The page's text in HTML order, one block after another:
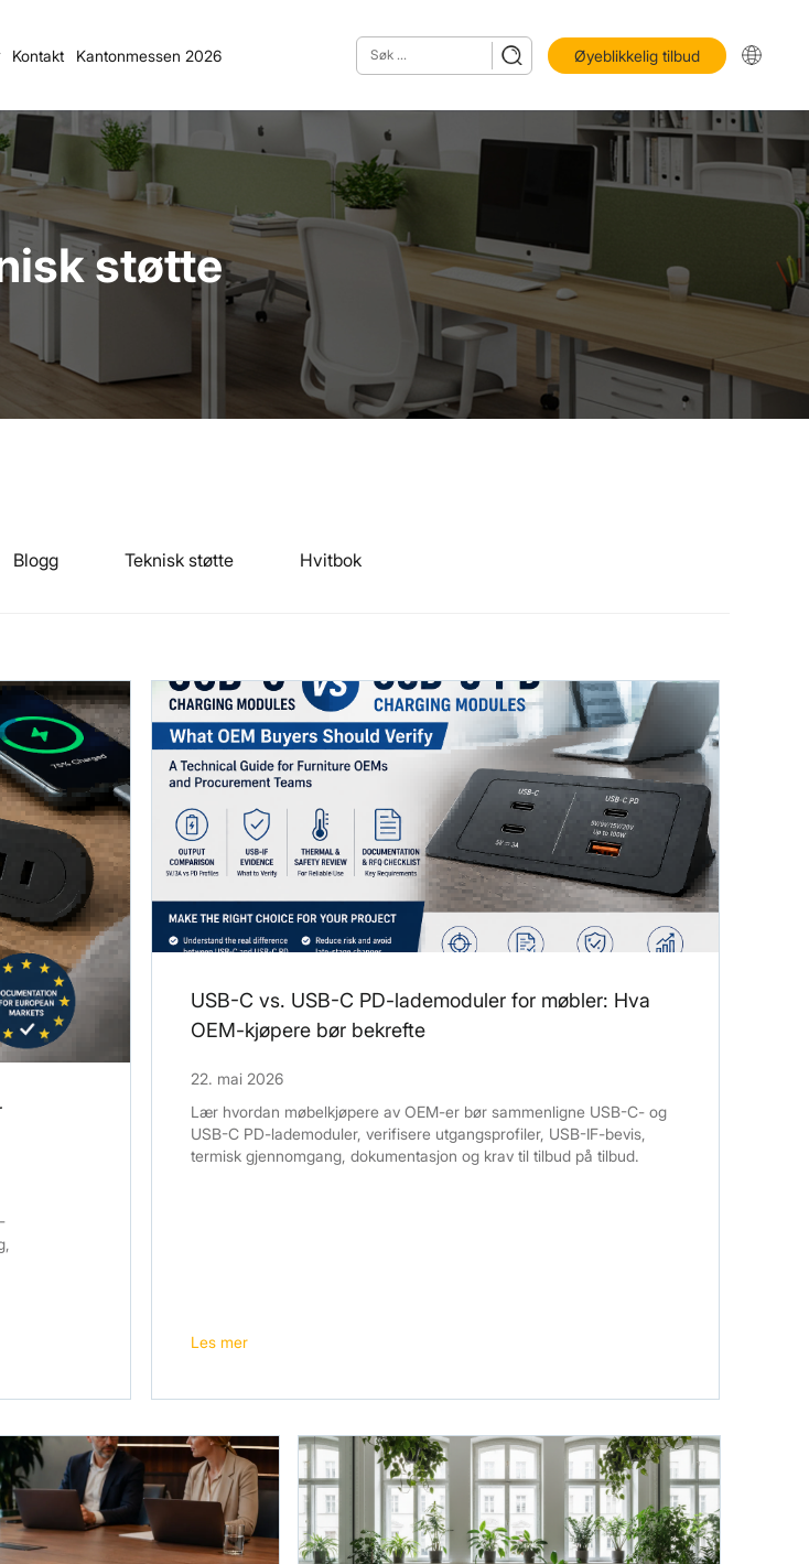
Kontakt Kantonmessen 2026 Øyeblikkelig tilbud
støtte
Blogg Teknisk støtte Hvitbok
USB-C vs. USB-C PD-lademoduler for møbler: Hva
OEM-kjøpere bør bekrefte
22. mai 2026
Lær hvordan møbelkjøpere av OEM-er bør sammenligne USB-C- og
USB-C PD-lademoduler, verifisere utgangsprofiler, USB-IF-bevis,
termisk gjennomgang, dokumentasjon og krav til tilbud på tilbud.
Les mer